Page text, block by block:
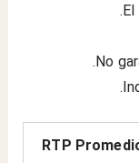
No
RTP